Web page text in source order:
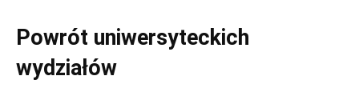
Powrót uniwersyteckich
wydziałów